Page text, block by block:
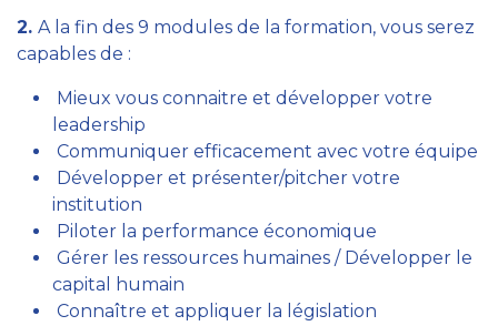
2. A la fin des 9 modules de la formation, vous serez
capables de :
Mieux vous connaitre et développer votre
leadership
Communiquer efficacement avec votre équipe
Développer et présenter/pitcher votre
institution
Piloter la performance économique
Gérer les ressources humaines / Développer le
capital humain
Connaître et appliquer la législation